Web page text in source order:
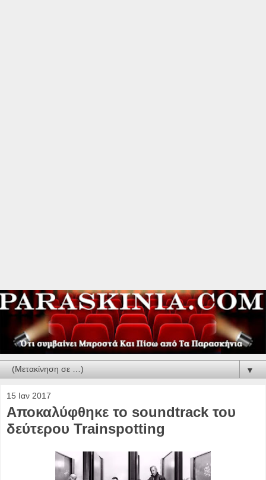
▼
15 Ιαν 2017
Αποκαλύφθηκε το soundtrack του
δεύτερου Trainspotting